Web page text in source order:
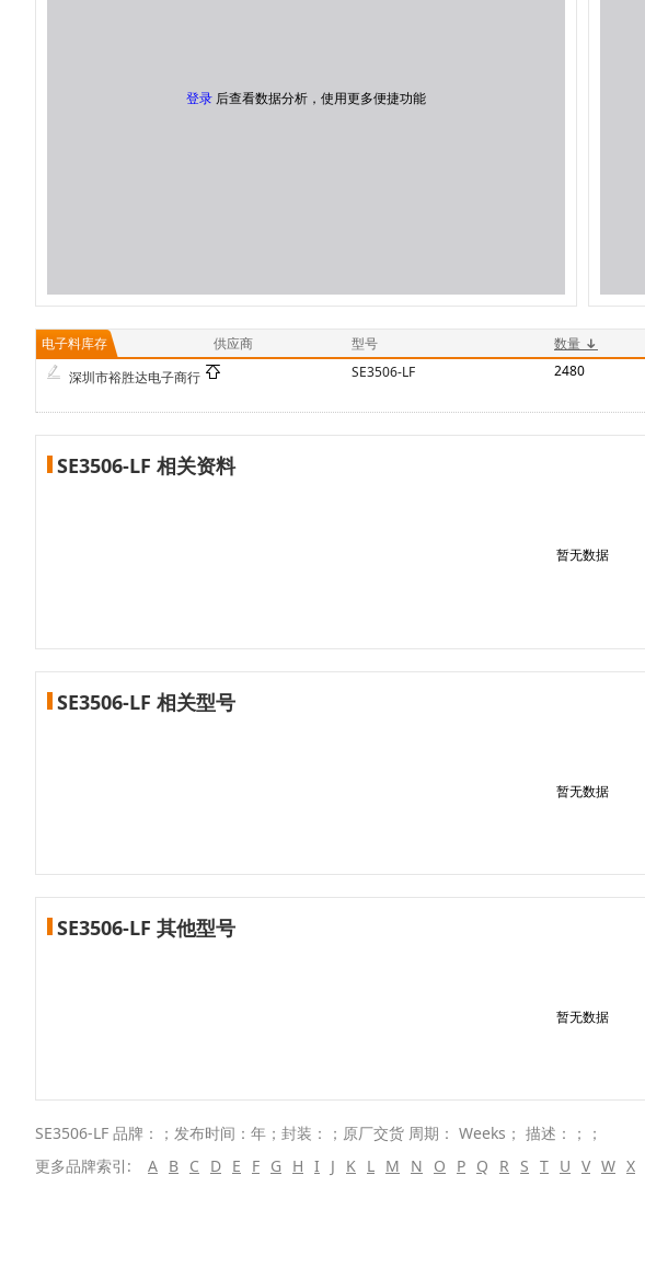
登录 后查看数据分析，使用更多便捷功能
电子料库存 供应商 型号 数量
深圳市裕胜达电子商行
SE3506-LF 2480
SE3506-LF 相关资料
暂无数据
SE3506-LF 相关型号
暂无数据
SE3506-LF 其他型号
暂无数据
SE3506-LF 品牌：；发布时间：年；封装：；原厂交货 周期： Weeks； 描述：；；
更多品牌索引:
A B C D E F G H I J K L M N O P Q R S T U V W X